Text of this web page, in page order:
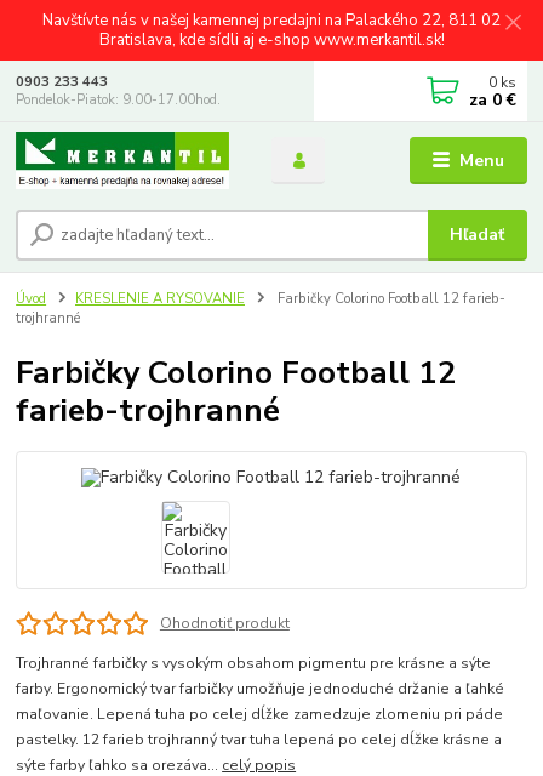
Navštívte nás v našej kamennej predajni na Palackého 22, 811 02
Bratislava, kde sídli aj e-shop www.merkantil.sk!
Menu
Hľadať
0903 233 443
Pondelok-Piatok: 9.00-17.00hod.
0 ks
za 0 €
Úvod KRESLENIE A RYSOVANIE
Farbičky Colorino Football 12 farieb-
trojhranné
Farbičky Colorino Football 12
farieb-trojhranné
Ohodnotiť produkt
Trojhranné farbičky s vysokým obsahom pigmentu pre krásne a sýte
farby. Ergonomický tvar farbičky umožňuje jednoduché držanie a ľahké
maľovanie. Lepená tuha po celej dĺžke zamedzuje zlomeniu pri páde
pastelky. 12 farieb trojhranný tvar tuha lepená po celej dĺžke krásne a
sýte farby ľahko sa orezáva... celý popis